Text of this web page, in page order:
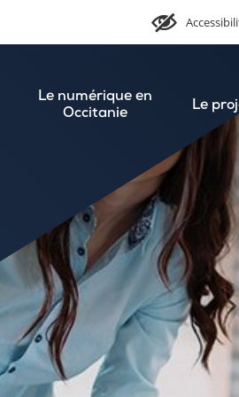
Le numérique en
Occitanie
Le